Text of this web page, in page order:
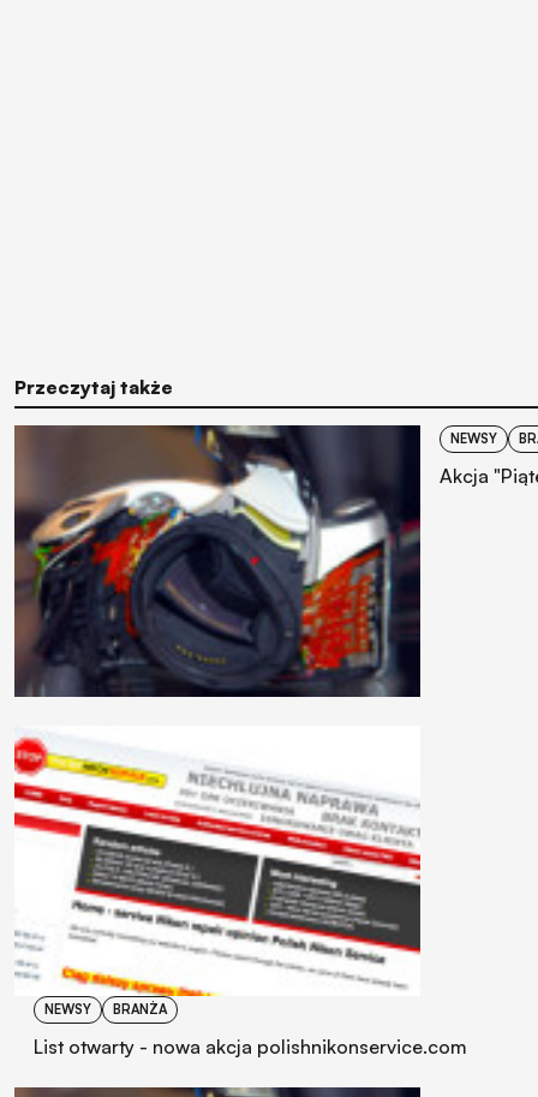
Przeczytaj także
NEWSY
Akcja
NEWSY BRANŻA
List otwarty - nowa akcja polishnikonservice.com